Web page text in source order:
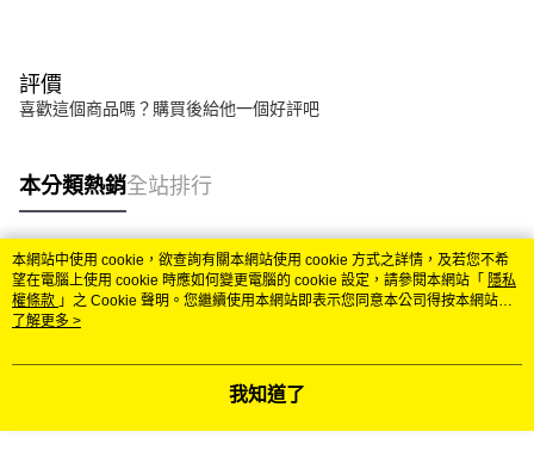
評價
喜歡這個商品嗎？購買後給他一個好評吧
本分類熱銷全站排行
熱門標籤
本網站中使用 cookie，欲查詢有關本網站使用 cookie 方式之詳情，及若您不希
望在電腦上使用 cookie 時應如何變更電腦的 cookie 設定，請參閱本網站「 隱私
權條款 」之 Cookie 聲明。您繼續使用本網站即表示您同意本公司得按本網站使
用條款之 Cookie 聲明使用 cookie。
了解更多 >
我知道了